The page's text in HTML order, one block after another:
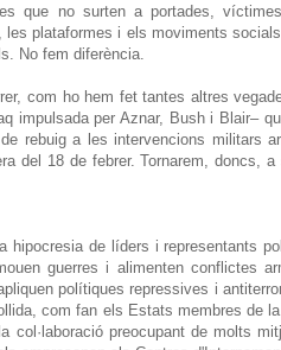
que no surten a portades,
les plataformes i els moviments
No fem diferència.
com ho hem fet tantes altres
impulsada per Aznar, Bush i Blair–
rebuig a les intervencions militars
del 18 de febrer. Tornarem, doncs,
hipocresia de líders i representants
guerres i alimenten conflictes
polítiques repressives i
com fan els Estats membres de
col·laboració preocupant de molts